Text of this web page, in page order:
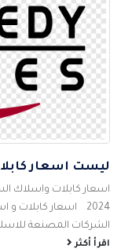
ليست اسعار
الشركات المصنعة
اقرأ أكثر